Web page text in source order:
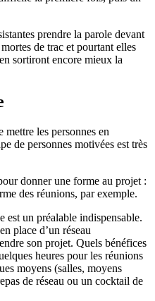
prendre la parole devant
de trac et pourtant elles
sortiront encore mieux la
les personnes en
de personnes motivées est très
donner une forme au projet :
des réunions, par exemple.
est un préalable indispensable.
place d’un réseau
son projet. Quels bénéfices
heures pour les réunions
moyens (salles, moyens
de réseau ou un cocktail de